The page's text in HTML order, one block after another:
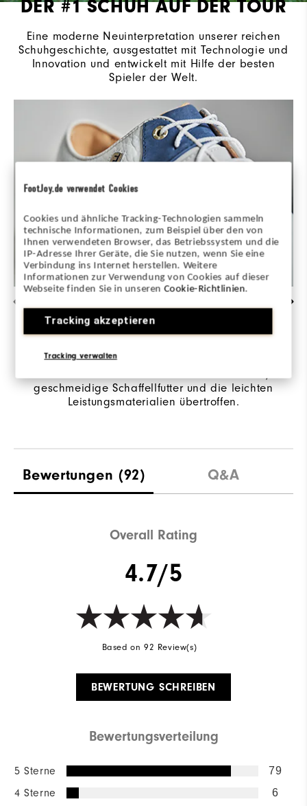
FootJoy.de verwendet Cookies
Cookies und ähnliche Tracking-Technologien sammeln
technische Informationen, zum Beispiel über den von
Ihnen verwendeten Browser, das Betriebssystem und die
IP-Adresse Ihrer Geräte, die Sie nutzen, wenn Sie eine
Verbindung ins Internet herstellen. Weitere
Informationen zur Verwendung von Cookies auf dieser
Webseite finden Sie in unserenCookie-Richtlinien.
Tracking akzeptieren
Tracking verwalten
DER #1 SCHUH AUF DER TOUR
Eine moderne Neuinterpretation unserer reichen
Schuhgeschichte, ausgestattet mit Technologie und
Innovation und entwickelt mit Hilfe der besten
Spieler der Welt.
EXQUISITE HANDWERKSKUNST & DETAILS
Ausgestattet mit einem hochwertigen,
hochwertiger Bison-Strukturierung. Diese
geschmeidige Schaffellfutter und die leichten
Leistungsmaterialien übertroffen.
Bewertungen (92) Q&A
Overall Rating
4.7/5
Based on 92 Review(s)
BEWERTUNG SCHREIBEN
Bewertungsverteilung
5 Sterne 79
4 Sterne 6